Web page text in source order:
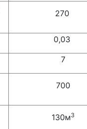
270
0,03
7
700
130м3